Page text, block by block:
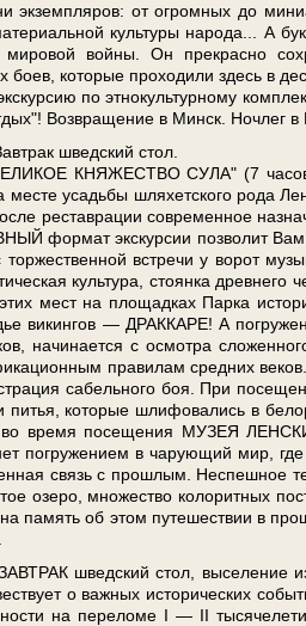
эк­зем­пля­ров: от огромных до
куль­ту­ры на­ро­да... А
вой­ны. Он пре­крас­но
боев, ко­то­рые про­хо­ди­ли здесь в
по этнокультурному
Воз­вра­ще­ние в Минск. Ноч­лег в
швед­ский стол.
КНЯЖЕСТВО СУЛА" (7
ме­сте усадь­бы шля­хет­ско­го ро­да
ре­став­ра­ции со­вре­мен­ное
фор­мат экс­кур­сии поз­во­лит Вам
торжественной встре­чи у ворот
куль­ту­ра, стоянка
мест на площадках Парка
викингов — ДРАККАРЕ! А
на­чи­на­ет­ся с осмот­ра
правилам средних
са­бель­но­го боя. При
ко­то­рые шли­фо­ва­лись в
вре­мя по­се­ще­ния МУЗЕЯ
по­гру­же­ни­ем в ча­ру­ю­щий мир,
связь с про­шлым. Не­спеш­ное
озе­ро, мно­же­ство ко­ло­рит­ных
па­мять об этом пу­те­ше­ствии в
швед­ский стол, вы­се­ле­ние
о важ­ных ис­то­ри­че­ских
на пе­ре­ло­ме I — II